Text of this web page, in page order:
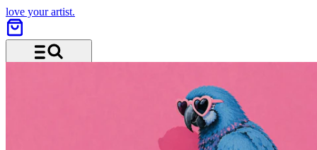
love your artist.